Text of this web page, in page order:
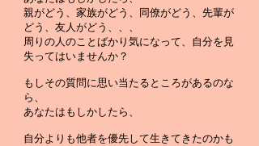
親がどう、家族がどう、同僚がどう、先輩が
どう、友人がどう、、、
周りの人のことばかり気になって、自分を見
失ってはいませんか？
もしその質問に思い当たるところがあるのな
ら、
あなたはもしかしたら、
自分よりも他者を優先して生きてきたのかも